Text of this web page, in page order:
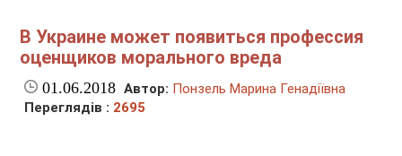
В Украине может появиться профессия
оценщиков морального вреда
01.06.2018 Автор: Понзель Марина Генадіївна
Переглядів : 2695